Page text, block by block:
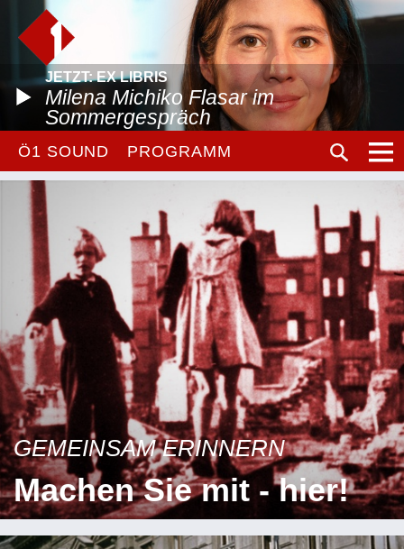
JETZT: EX LIBRIS
Milena Michiko Flasar im
Sommergespräch
Ö1 SOUND PROGRAMM
GEMEINSAM ERINNERN
Machen Sie mit - hier!